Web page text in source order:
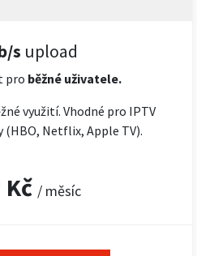
s upload
pro běžné uživatele.
využití. Vhodné pro IPTV
(HBO, Netflix, Apple TV).
Kč / měsíc